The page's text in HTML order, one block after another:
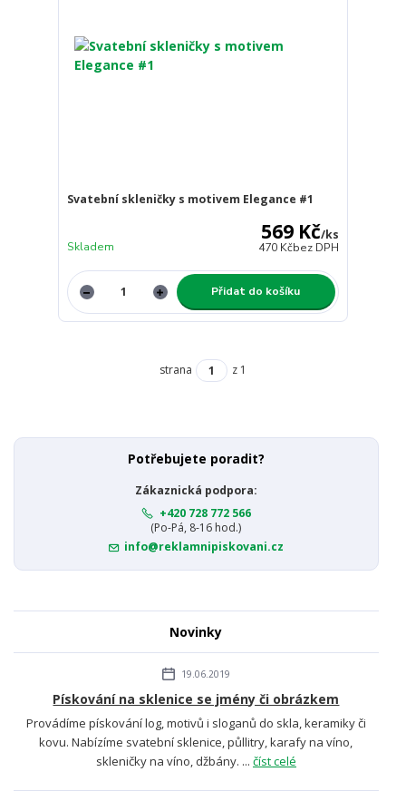
Svatební skleničky s motivem Elegance #1
569 Kč/ks
470 Kčbez DPH
Skladem
Přidat do košíku
strana z 1
Potřebujete poradit?
Zákaznická podpora:
+420 728 772 566
(Po-Pá, 8-16 hod.)
info@reklamnipiskovani.cz
Novinky
19.06.2019
Pískování na sklenice se jmény či obrázkem
Provádíme pískování log, motivů i sloganů do skla, keramiky či
kovu. Nabízíme svatební sklenice, půllitry, karafy na víno,
skleničky na víno, džbány. ... číst celé